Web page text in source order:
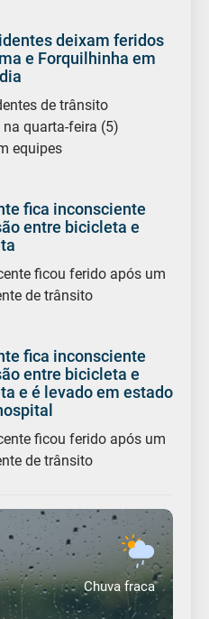
deixam feridos
e Forquilhinha em
de trânsito
quarta-feira (5)
equipes
fica inconsciente
entre bicicleta e
ficou ferido após um
de trânsito
fica inconsciente
entre bicicleta e
e é levado em estado
ficou ferido após um
de trânsito
Chuva fraca